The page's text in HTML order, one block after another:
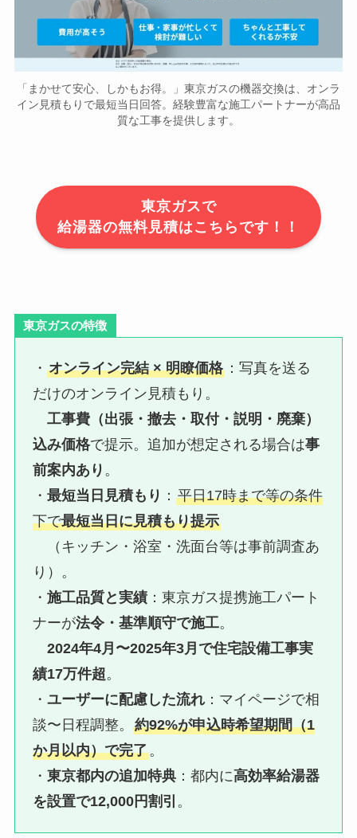
「まかせて安心、しかもお得。」東京ガスの機器交換は、オンラ
イン見積もりで最短当日回答。経験豊富な施工パートナーが高品
質な工事を提供します。
東京ガスで
給湯器の無料見積はこちらです！！
東京ガスの特徴
・オンライン完結 × 明瞭価格 ：写真を送る
だけのオンライン見積もり。
工事費（出張・撤去・取付・説明・廃棄）
込み価格で提示。追加が想定される場合は事
前案内あり 。
・最短当日見積もり ：平日17時まで等の条件
下で最短当日に見積もり提示
（キッチン・浴室・洗面台等は事前調査あ
り）。
・施工品質と実績 ：東京ガス提携施工パート
ナーが法令・基準順守で施工。
2024年4月〜2025年3月で住宅設備工事実
績17万件超。
・ユーザーに配慮した流れ ：マイページで相
談〜日程調整。約92%が申込時希望期間（1
か月以内）で完了。
・東京都内の追加特典 ：都内に高効率給湯器
を設置で12,000円割引 。